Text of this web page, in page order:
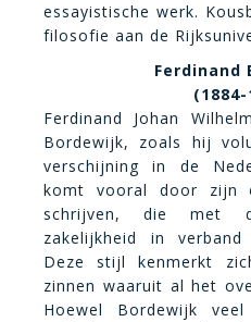
essayistische werk.
filosofie aan de
Ferdinand
(1884-
Ferdinand Johan
Bordewijk, zoals hij
verschijning in de
komt vooral door zijn
schrijven, die met
zakelijkheid in
Deze stijl kenmerkt
zinnen waaruit al het
Hoewel Bordewijk